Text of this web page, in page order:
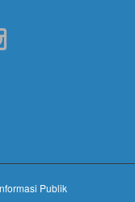
Publik